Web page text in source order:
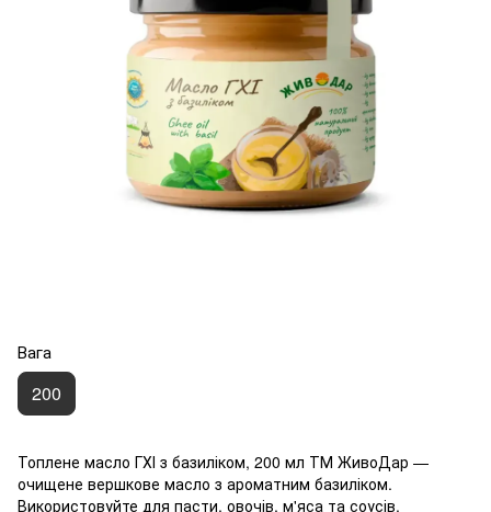
Вага
200
Топлене масло ГХІ з базиліком, 200 мл ТМ ЖивоДар —
очищене вершкове масло з ароматним базиліком.
Використовуйте для пасти, овочів, м'яса та соусів.